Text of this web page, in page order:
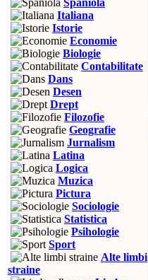
Spaniola
Italiana
Istorie
Economie
Biologie
Contabilitate
Dans
Desen
Drept
Filozofie
Geografie
Jurnalism
Latina
Logica
Muzica
Pictura
Sociologie
Statistica
Psihologie
Sport
Alte limbi
straine